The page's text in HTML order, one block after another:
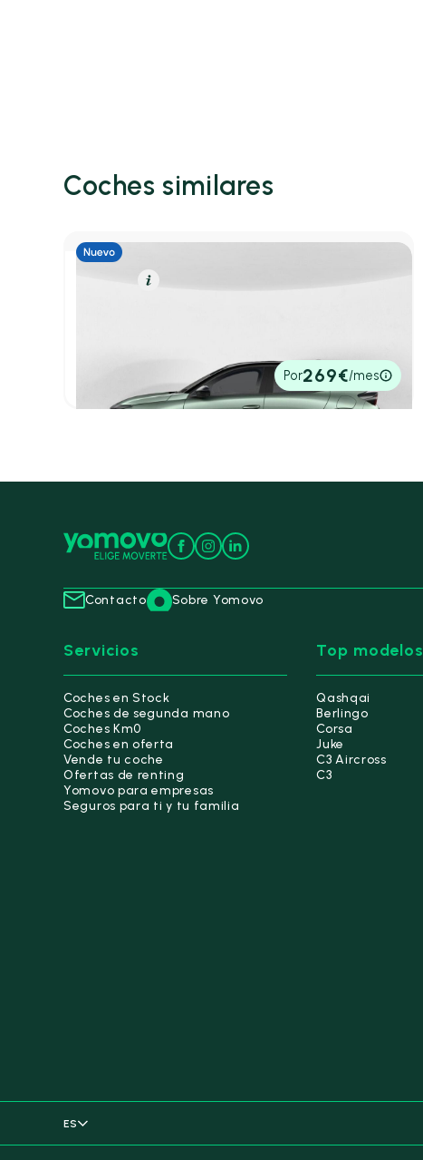
Coches similares
Resumen
Por269€/mes
Contacto Sobre Yomovo
Servicios
Coches en Stock
Coches de segunda mano
Coches Km0
Coches en oferta
Vende tu coche
Ofertas de renting
Yomovo para empresas
Seguros para ti y tu familia
Top modelos
Qashqai
Berlingo
Corsa
Juke
C3 Aircross
C3
ES